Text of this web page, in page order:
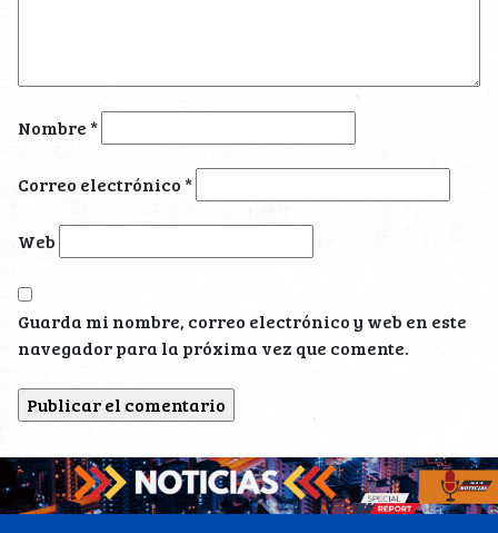
Nombre*
Correo electrónico*
Web
Guarda mi nombre, correo electrónico y web en este
navegador para la próxima vez que comente.